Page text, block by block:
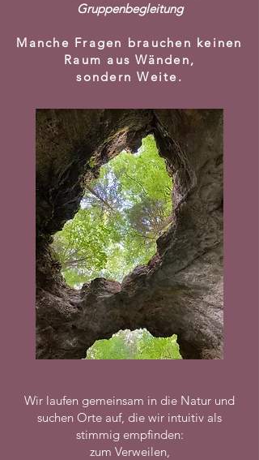
Gruppenbegleitung
Manche Fragen brauchen keinen
Raum aus Wänden,
sondern Weite.
Wir laufen gemeinsam in die Natur und
suchen Orte auf, die wir intuitiv als
stimmig empfinden:
zum Verweilen,